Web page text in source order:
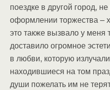
поездке в другой город,
оформлении торжества –
это также вызвало у меня
доставило огромное
в любви, которую
находившиеся на том
души пожелать им не